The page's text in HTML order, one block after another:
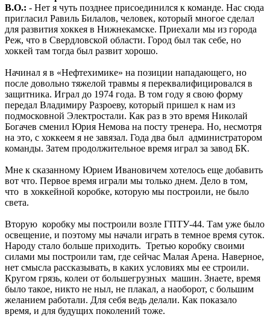
В.О.: - Нет я чуть позднее присоединился к команде. Нас сюда
пригласил Равиль Билалов, человек, который многое сделал
для развития хоккея в Нижнекамске. Приехали мы из города
Реж, что в Свердловской области. Город был так себе, но
хоккей там тогда был развит хорошо.
Начинал я в «Нефтехимике» на позиции нападающего, но
после довольно тяжелой травмы я переквалифицировался в
защитника. Играл до 1974 года. В том году я свою форму
передал Владимиру Разроеву, который пришел к нам из
подмосковной Электростали. Как раз в это время Николай
Богачев сменил Юрия Немова на посту тренера. Но, несмотря
на это, с хоккеем я не завязал. Года два был администратором
команды. Затем продолжительное время играл за завод БК.
Мне к сказанному Юрием Ивановичем хотелось еще добавить
вот что. Первое время играли мы только днем. Дело в том,
что в хоккейной коробке, которую мы построили, не было
света.
Вторую коробку мы построили возле ГПТУ-44. Там уже было
освещение, и поэтому мы начали играть в темное время суток.
Народу стало больше приходить. Третью коробку своими
силами мы построили там, где сейчас Малая Арена. Наверное,
нет смысла рассказывать, в каких условиях мы ее строили.
Кругом грязь, колеи от большегрузных машин. Знаете, время
было такое, никто не ныл, не плакал, а наоборот, с большим
желанием работали. Для себя ведь делали. Как показало
время, и для будущих поколений тоже.